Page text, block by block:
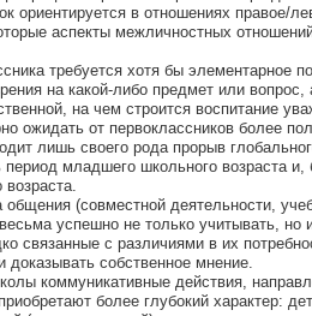
ориентируется в отношениях правое/
аспекты межличностных
требуется хотя бы элементарное
на какой-либо предмет или
на чем строится воспитание
ожидать от первоклассников более
лишь своего рода прорыв
период младшего школьного возраста
(совместной деятельности,
успешно не только учитывать,
связанные с различиями в их
доказывать собственное мнение.
коммуникативные действия,
более глубокий характер: